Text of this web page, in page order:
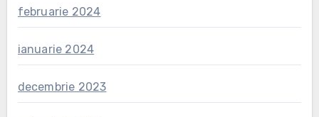
februarie 2024
ianuarie 2024
decembrie 2023